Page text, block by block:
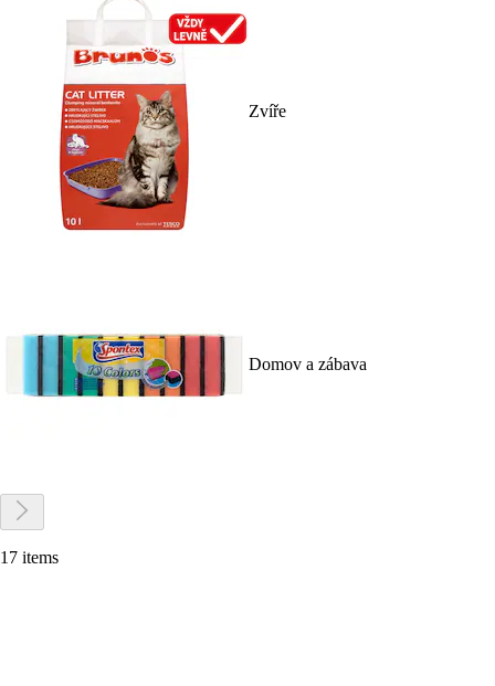
Zvíře
Domov a zábava
17 items